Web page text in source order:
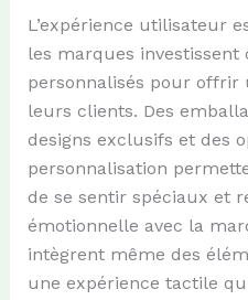
L’expérience utilisateur
les marques investissent
personnalisés pour offrir
leurs clients. Des
designs exclusifs et des
personnalisation
de se sentir spéciaux et
émotionnelle avec la
intègrent même des
une expérience tactile